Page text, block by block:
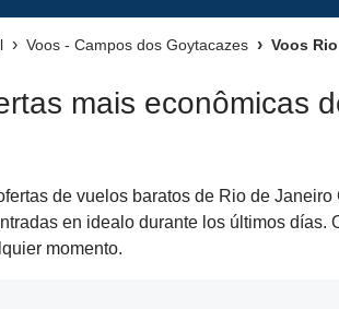
Voos - Campos dos Goytacazes Voos
mais econômicas
de vuelos baratos de Rio de
en idealo durante los últimos
momento.